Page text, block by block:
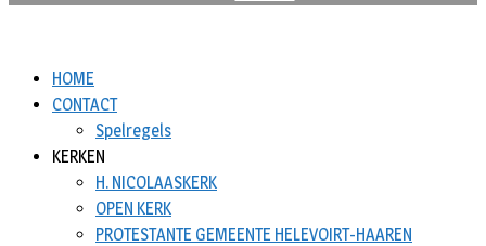
HOME
CONTACT
Spelregels
KERKEN
H. NICOLAASKERK
OPEN KERK
PROTESTANTE GEMEENTE HELEVOIRT-HAAREN